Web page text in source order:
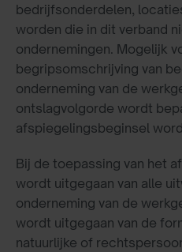
bedrijfsonderdelen,
worden die in dit verband
ondernemingen. Mogelijk
begripsomschrijving van
onderneming van de
ontslagvolgorde wordt
afspiegelingsbeginsel
Bij de toepassing van het
wordt uitgegaan van alle
onderneming van de
wordt uitgegaan van de
natuurlijke of